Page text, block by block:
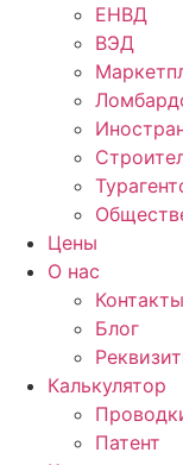
ЕНВД
ВЭД
Цены
О нас
Контакты
Блог
Калькулятор
Патент